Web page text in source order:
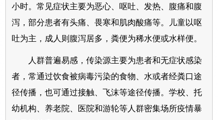
小时。常见症状主要为恶心、呕吐、发热、腹痛和腹
泻，部分患者有头痛、畏寒和肌肉酸痛等。儿童以呕
吐为主，成人则腹泻居多，粪便为稀水便或水样便。
人群普遍易感，传染源主要为患者和无症状感染
者，常通过饮食被病毒污染的食物、水或者经粪口途
径传播，也可通过接触、飞沫等途径传播。学校、托
幼机构、养老院、医院和游轮等人群密集场所疫情暴